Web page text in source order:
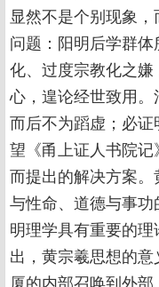
显然不是个别现象
问题：阳明后学群
化、过度宗教化之
心，遑论经世致用
而后不为蹈虚；必证
望《甬上证人书院
而提出的解决方案。
与性命、道德与事功
明理学具有重要的
出，黄宗羲思想的
厦的内部召唤到外